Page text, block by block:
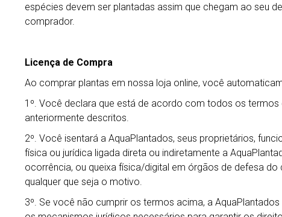
espécies devem ser plantadas assim que chegam ao seu
comprador.
Licença de Compra
Ao comprar plantas em nossa loja online, você
1º. Você declara que está de acordo com todos os
anteriormente descritos.
2º. Você isentará a AquaPlantados, seus proprietários,
física ou jurídica ligada direta ou indiretamente a
ocorrência, ou queixa física/digital em órgãos de defesa do
qualquer que seja o motivo.
3º. Se você não cumprir os termos acima, a